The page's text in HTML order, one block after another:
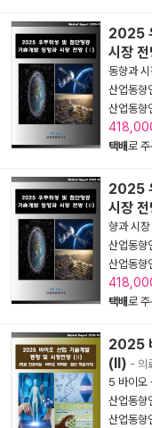
2025
시장
동향과 시
산업동향
산업동향
택배로
2025
시장
향과 시
산업동향
산업동향
택배로
2025
(Ⅱ) - 의
5 바이오
산업동향
산업동향